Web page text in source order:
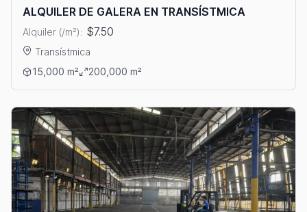
ALQUILER DE GALERA EN TRANSÍSTMICA
Alquiler (/m²): $7.50
Transístmica
Ver detalles: ALQUILER DE GALERA EN TRANSÍSTMICA
15,000 m² 200,000 m²